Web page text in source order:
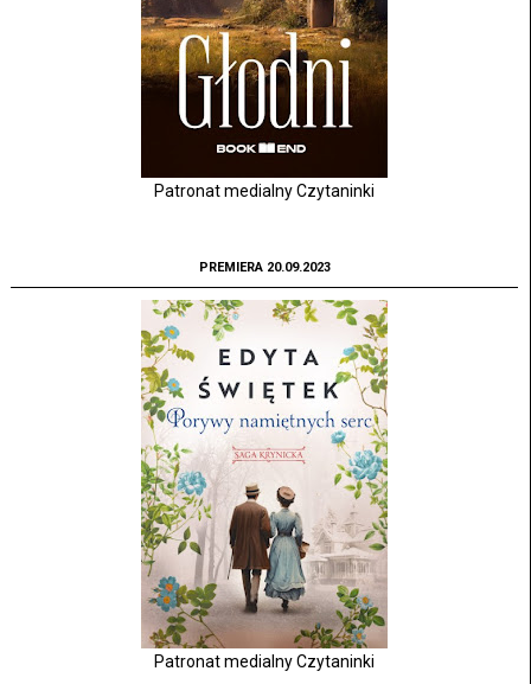
Patronat medialny Czytaninki
PREMIERA 20.09.2023
Patronat medialny Czytaninki